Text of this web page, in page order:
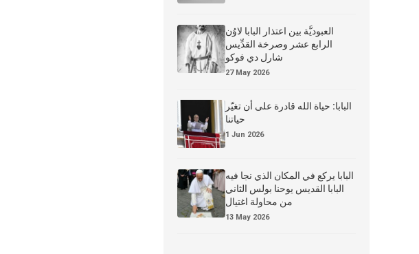
العبوديَّة بين اعتذار البابا لاوُن
الرابع عشر وصرخة القدِّيس
شارل دي فوكو
27 May 2026
البابا: حياة الله قادرة على أن تغيّر
حياتنا
1 Jun 2026
البابا يركع في المكان الذي نجا فيه
البابا القديس يوحنا بولس الثاني
من محاولة اغتيال
13 May 2026